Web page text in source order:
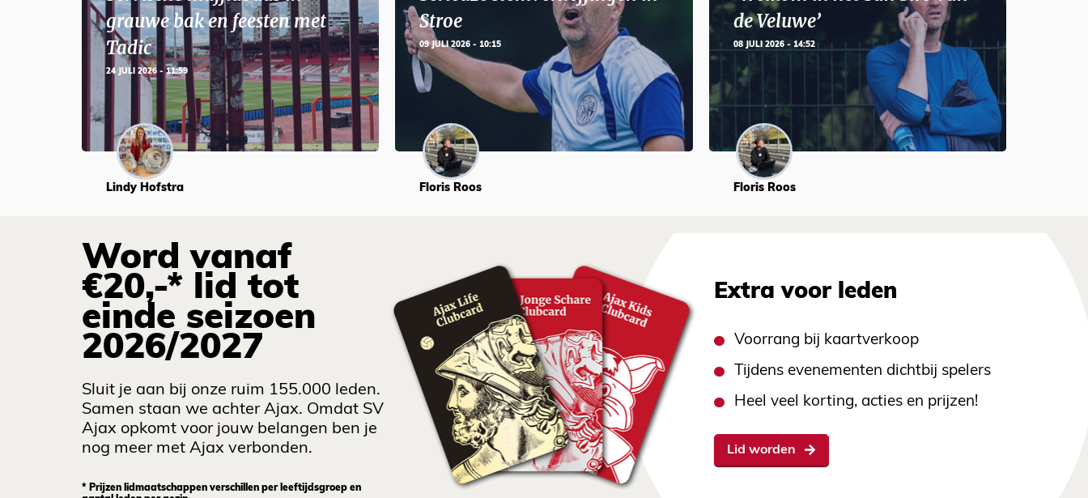
grauwe bak en feesten met
Tadic
24 JULI 2026 - 11:59
Lindy Hofstra
Stroe
09 JULI 2026 - 10:15
Floris Roos
de Veluwe’
08 JULI 2026 - 14:52
Floris Roos
Word vanaf
€20,-* lid tot
einde seizoen
2026/2027
Sluit je aan bij onze ruim 155.000 leden.
Samen staan we achter Ajax. Omdat SV
Ajax opkomt voor jouw belangen ben je
nog meer met Ajax verbonden.
* Prijzen lidmaatschappen verschillen per leeftijdsgroep en
Extra voor leden
Voorrang bij kaartverkoop
Tijdens evenementen dichtbij spelers
Heel veel korting, acties en prijzen!
Lid worden